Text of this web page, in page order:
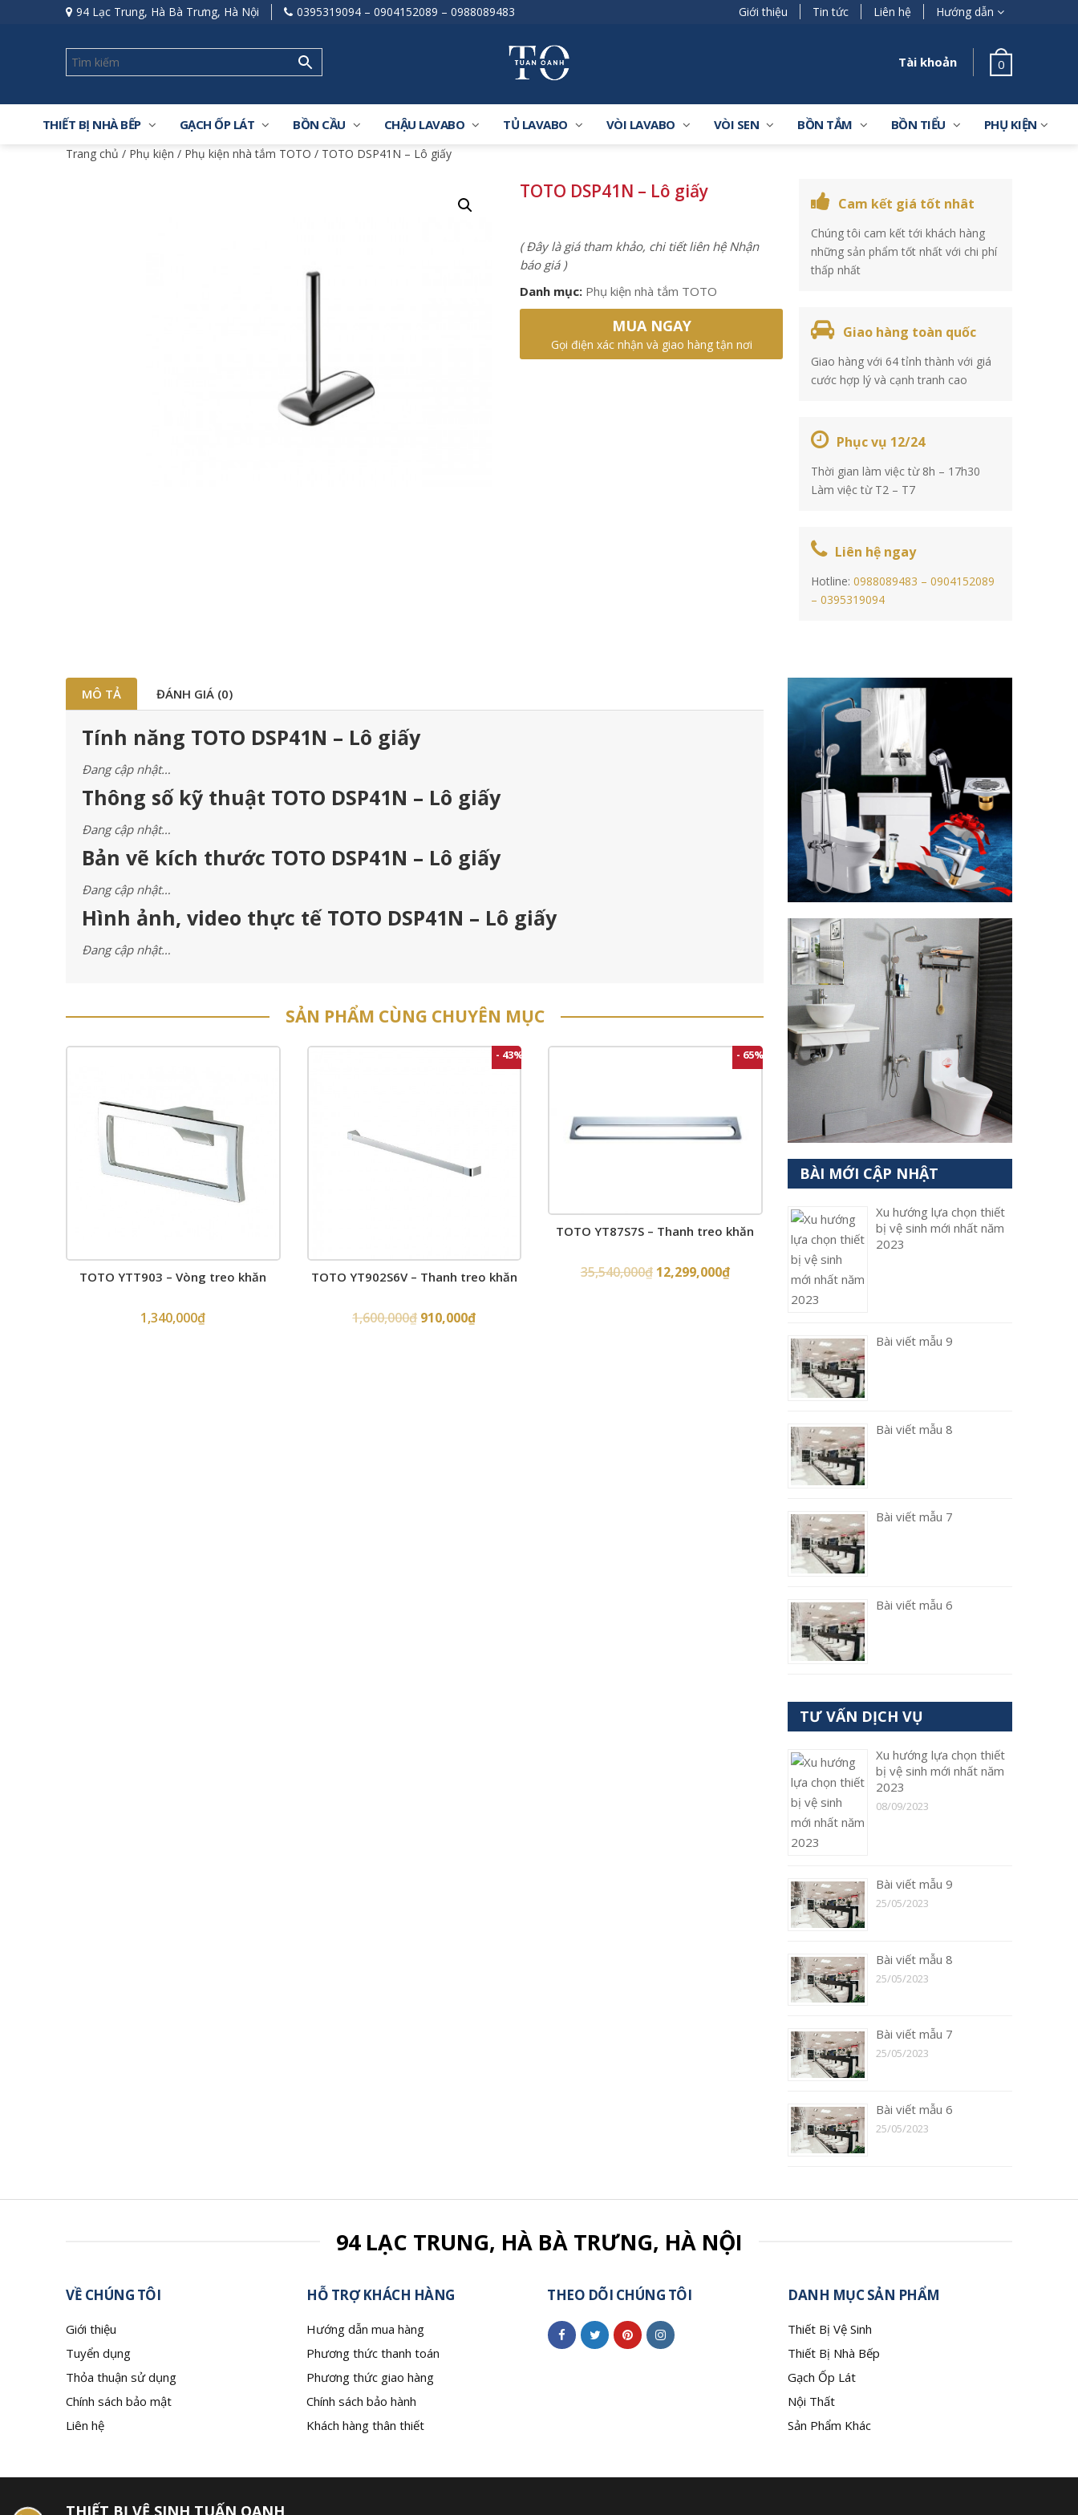
94 Lạc Trung, Hà Bà Trưng, Hà Nội 0395319094 – 0904152089 – 0988089483 Giới thiệu Tin tức Liên hệ Hướng dẫn
Tài khoản 0
THIẾT BỊ NHÀ BẾP GẠCH ỐP LÁT BỒN CẦU CHẬU LAVABO TỦ LAVABO VÒI LAVABO VÒI SEN BỒN TẮM BỒN TIỂU PHỤ KIỆN
Trang chủ / Phụ kiện / Phụ kiện nhà tắm TOTO / TOTO DSP41N – Lô giấy
TOTO DSP41N – Lô giấy
( Đây là giá tham khảo, chi tiết liên hệ Nhận
báo giá )
Danh mục: Phụ kiện nhà tắm TOTO
MUA NGAY
Gọi điện xác nhận và giao hàng tận nơi
Cam kết giá tốt nhât
Chúng tôi cam kết tới khách hàng
những sản phẩm tốt nhất với chi phí
thấp nhất
Giao hàng toàn quốc
Giao hàng với 64 tỉnh thành với giá
cước hợp lý và cạnh tranh cao
Phục vụ 12/24
Thời gian làm việc từ 8h – 17h30
Làm việc từ T2 – T7
Liên hệ ngay
Hotline: 0988089483 – 0904152089
– 0395319094
MÔ TẢ ĐÁNH GIÁ (0)
Tính năng TOTO DSP41N – Lô giấy
Đang cập nhật…
Thông số kỹ thuật TOTO DSP41N – Lô giấy
Đang cập nhật…
Bản vẽ kích thước TOTO DSP41N – Lô giấy
Đang cập nhật…
Hình ảnh, video thực tế TOTO DSP41N – Lô giấy
Đang cập nhật…
SẢN PHẨM CÙNG CHUYÊN MỤC
TOTO YTT903 – Vòng treo khăn
1,340,000₫
- 43%
TOTO YT902S6V – Thanh treo khăn
1,600,000₫ 910,000₫
- 65%
TOTO YT87S7S – Thanh treo khăn
35,540,000₫ 12,299,000₫
BÀI MỚI CẬP NHẬT
Xu hướng lựa chọn thiết
bị vệ sinh mới nhất năm
2023
Bài viết mẫu 9
Bài viết mẫu 8
Bài viết mẫu 7
Bài viết mẫu 6
TƯ VẤN DỊCH VỤ
Xu hướng lựa chọn thiết
bị vệ sinh mới nhất năm
2023
08/09/2023
Bài viết mẫu 9
25/05/2023
Bài viết mẫu 8
25/05/2023
Bài viết mẫu 7
25/05/2023
Bài viết mẫu 6
25/05/2023
94 LẠC TRUNG, HÀ BÀ TRƯNG, HÀ NỘI
VỀ CHÚNG TÔI
Giới thiệu
Tuyển dụng
Thỏa thuận sử dụng
Chính sách bảo mật
Liên hệ
HỖ TRỢ KHÁCH HÀNG
Hướng dẫn mua hàng
Phương thức thanh toán
Phương thức giao hàng
Chính sách bảo hành
Khách hàng thân thiết
THEO DÕI CHÚNG TÔI DANH MỤC SẢN PHẨM
Thiết Bị Vệ Sinh
Thiết Bị Nhà Bếp
Gạch Ốp Lát
Nội Thất
Sản Phẩm Khác
THIẾT BỊ VỆ SINH TUẤN OANH